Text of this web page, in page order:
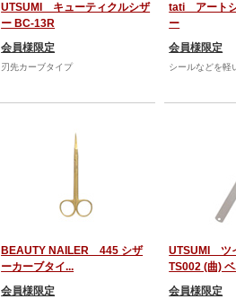
UTSUMI キューティクルシザ
ー BC-13R
会員様限定
刃先カーブタイプ
tati アート
ー
会員様限定
シールなどを軽
BEAUTY NAILER 445 シザ
ーカーブタイ...
会員様限定
UTSUMI ツ
TS002 (曲)
会員様限定